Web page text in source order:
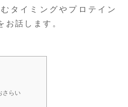
タイミングやプロテイン
お話します。
さらい